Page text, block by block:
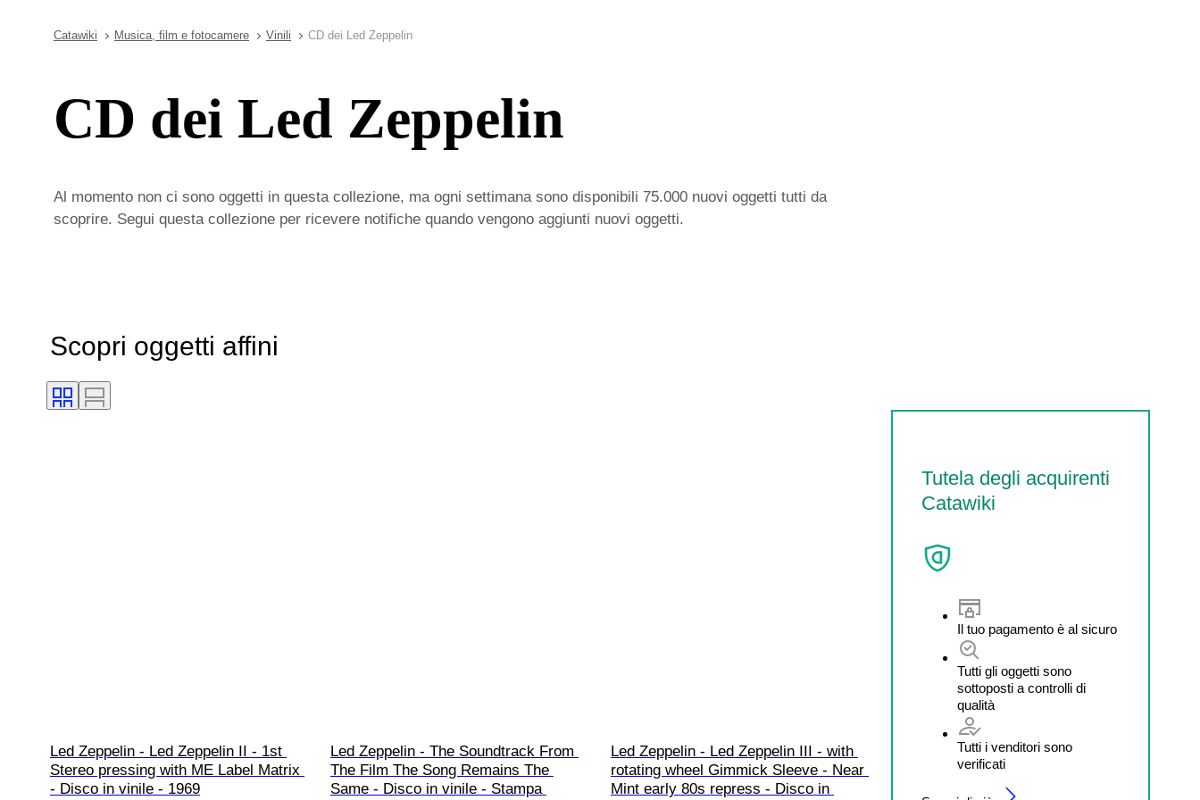
Catawiki Musica, film e fotocamere Vinili CD dei Led Zeppelin
CD dei Led Zeppelin
Al momento non ci sono oggetti in questa collezione, ma ogni settimana sono disponibili 75.000 nuovi oggetti tutti da
scoprire. Segui questa collezione per ricevere notifiche quando vengono aggiunti nuovi oggetti.
Scopri oggetti affini
Tutela degli acquirenti
Catawiki
Il tuo pagamento è al sicuro
Tutti gli oggetti sono
sottoposti a controlli di
qualità
Tutti i venditori sono
verificati
Led Zeppelin - Led Zeppelin II - 1st
Stereo pressing with ME Label Matrix
- Disco in vinile - 1969
Led Zeppelin - The Soundtrack From
The Film The Song Remains The
Same - Disco in vinile - Stampa
Led Zeppelin - Led Zeppelin III - with
rotating wheel Gimmick Sleeve - Near
Mint early 80s repress - Disco in